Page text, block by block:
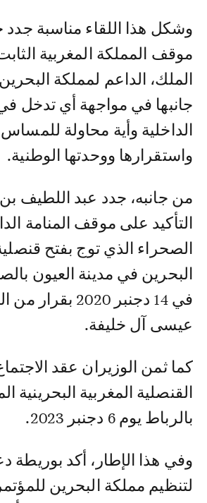
وشكل هذا اللقاء مناسبة جدد
موقف المملكة المغربية
الملك، الداعم لمملكة
جانبها في مواجهة أي تدخل
الداخلية وأية محاولة للمساس
واستقرارها ووحدتها الوطنية.
من جانبه، جدد عبد اللطيف
التأكيد على موقف المنامة
الصحراء الذي توج بفتح
البحرين في مدينة العيون
في 14 دجنبر 2020
عيسى آل خليفة.
كما ثمن الوزيران عقد
القنصلية المغربية البحرينية
بالرباط يوم 6 دجنبر 2023.
وفي هذا الإطار، أكد بوريطة
لتنظيم مملكة البحرين